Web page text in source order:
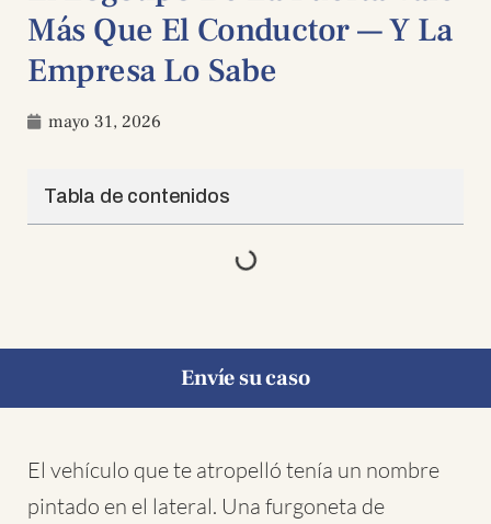
Más Que El Conductor — Y La
Empresa Lo Sabe
mayo 31, 2026
Tabla de contenidos
Envíe su caso
El vehículo que te atropelló tenía un nombre
pintado en el lateral. Una furgoneta de